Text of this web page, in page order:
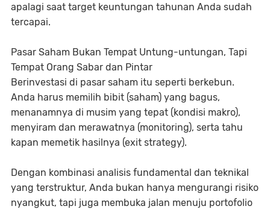
apalagi saat target keuntungan tahunan Anda sudah
tercapai.
Pasar Saham Bukan Tempat Untung-untungan, Tapi
Tempat Orang Sabar dan Pintar
Berinvestasi di pasar saham itu seperti berkebun.
Anda harus memilih bibit (saham) yang bagus,
menanamnya di musim yang tepat (kondisi makro),
menyiram dan merawatnya (monitoring), serta tahu
kapan memetik hasilnya (exit strategy).
Dengan kombinasi analisis fundamental dan teknikal
yang terstruktur, Anda bukan hanya mengurangi risiko
nyangkut, tapi juga membuka jalan menuju portofolio